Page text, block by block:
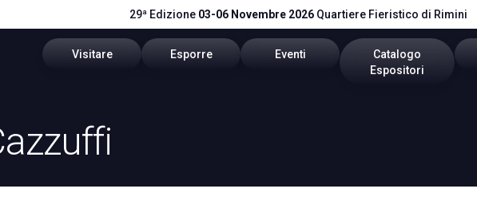
29ª Edizione 03-06 Novembre 2026 Quartiere Fieristico di Rimini
Visitare
Settori e distretti
Esporre Eventi
Catalogo
Espositori